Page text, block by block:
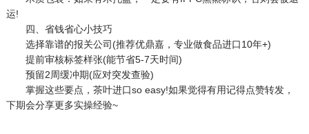
运!
四、省钱省心小技巧
选择靠谱的报关公司(推荐优鼎嘉，专业做食品进口10年+)
提前审核标签样张(能节省5-7天时间)
预留2周缓冲期(应对突发查验)
掌握这些要点，茶叶进口so easy!如果觉得有用记得点赞转发，
下期会分享更多实操经验~